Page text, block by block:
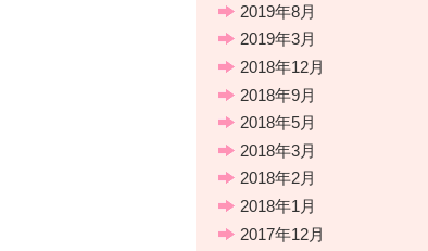
2019年8月
2019年3月
2018年12月
2018年9月
2018年5月
2018年3月
2018年2月
2018年1月
2017年12月